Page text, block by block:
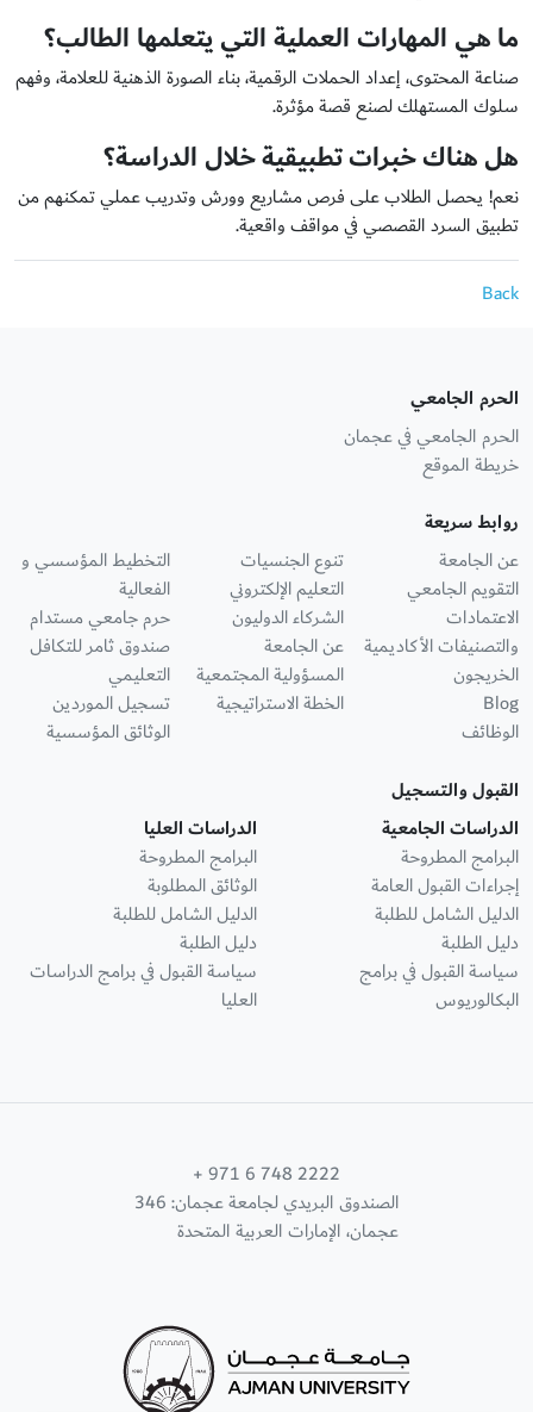
ما هي المهارات العملية التي يتعلمها الطالب؟
صناعة المحتوى، إعداد الحملات الرقمية، بناء الصورة الذهنية للعلامة، وفهم
سلوك المستهلك لصنع قصة مؤثرة.
هل هناك خبرات تطبيقية خلال الدراسة؟
نعم! يحصل الطلاب على فرص مشاريع وورش وتدريب عملي تمكنهم من
تطبيق السرد القصصي في مواقف واقعية.
Back
الحرم الجامعي
الحرم الجامعي في عجمان
خريطة الموقع
روابط سريعة
عن الجامعة
التقويم الجامعي
الاعتمادات
والتصنيفات الأكاديمية
الخريجون
Blog
الوظائف
تنوع الجنسيات
التعليم الإلكتروني
الشركاء الدوليون
عن الجامعة
المسؤولية المجتمعية
الخطة الاستراتيجية
التخطيط المؤسسي و
الفعالية
حرم جامعي مستدام
صندوق ثامر للتكافل
التعليمي
تسجيل الموردين
الوثائق المؤسسية
القبول والتسجيل
الدراسات الجامعية
البرامج المطروحة
إجراءات القبول العامة
الدليل الشامل للطلبة
دليل الطلبة
سياسة القبول في برامج
البكالوريوس
الدراسات العليا
البرامج المطروحة
الوثائق المطلوبة
الدليل الشامل للطلبة
دليل الطلبة
سياسة القبول في برامج الدراسات
العليا
+ 971 6 748 2222
الصندوق البريدي لجامعة عجمان: 346
عجمان، الإمارات العربية المتحدة